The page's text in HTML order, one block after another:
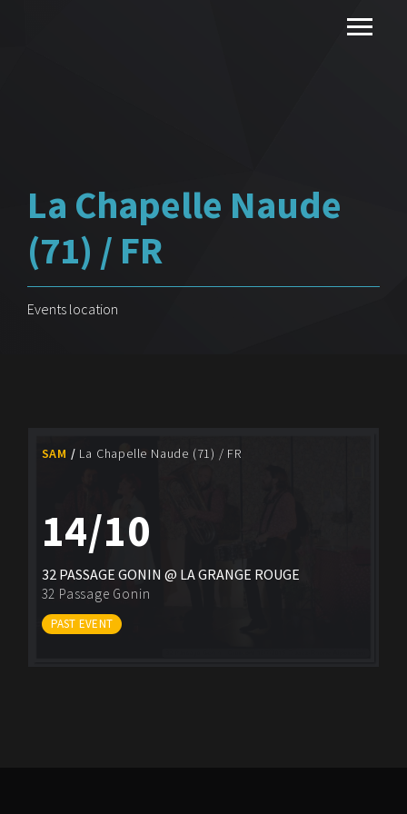
La Chapelle Naude
(71) / FR
Events location
SAM La Chapelle Naude (71) / FR
14/10
32 PASSAGE GONIN @ LA GRANGE ROUGE
32 Passage Gonin
PAST EVENT